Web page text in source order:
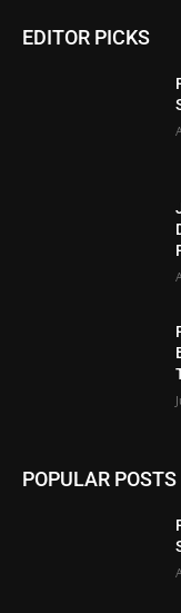
EDITOR PICKS
POPULAR POSTS